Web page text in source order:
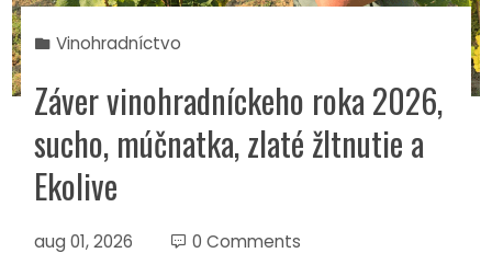
Vinohradníctvo
Záver vinohradníckeho roka 2026,
sucho, múčnatka, zlaté žltnutie a
Ekolive
aug 01, 2026 0 Comments